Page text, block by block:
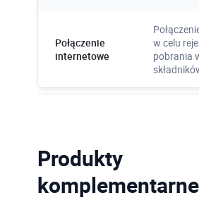
Połączenie
internetowe
w celu
pobrania
Produkty
komplementarne